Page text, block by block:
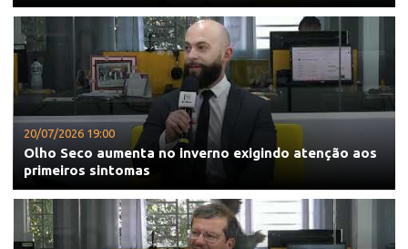
20/07/2026 19:00
Olho Seco aumenta no inverno exigindo atenção aos
primeiros sintomas